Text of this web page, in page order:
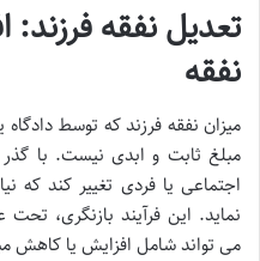
تعدیل نفقه
نفقه
میزان نفقه فرزند که توسط
مبلغ ثابت و ابدی نیست. با
اجتماعی یا فردی تغییر کند که
نماید. این فرآیند بازنگری،
می تواند شامل افزایش یا کاهش